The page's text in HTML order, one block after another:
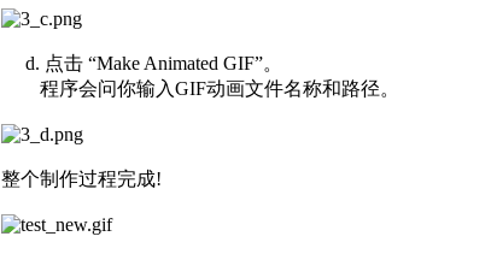
d. 点击 “Make Animated GIF”。
程序会问你输入GIF动画文件名称和路径。
整个制作过程完成!